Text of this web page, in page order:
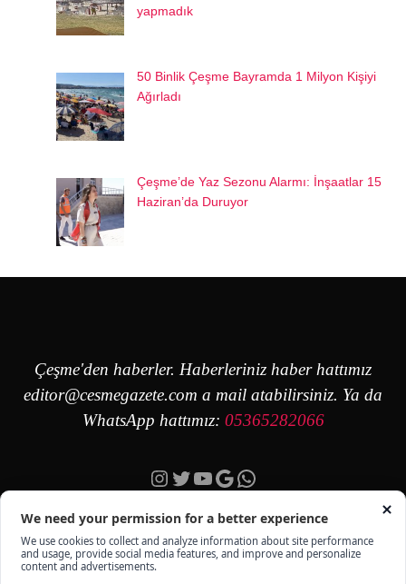
yapmadık
50 Binlik Çeşme Bayramda 1 Milyon Kişiyi
Ağırladı
Çeşme’de Yaz Sezonu Alarmı: İnşaatlar 15
Haziran’da Duruyor
Çeşme'den haberler. Haberleriniz haber hattımız
editor@cesmegazete.com a mail atabilirsiniz. Ya da
WhatsApp hattımız: 05365282066
Instagram
Twitter
YouTube
Google
https://wa.me/